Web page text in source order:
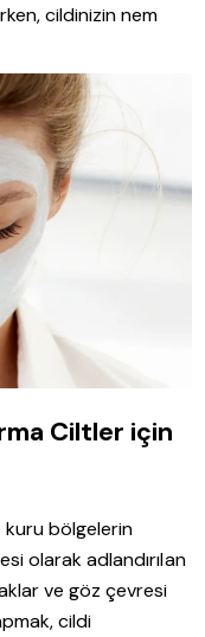
cildinizin nem
Ciltler için
kuru bölgelerin
olarak adlandırılan
ve göz çevresi
cildi